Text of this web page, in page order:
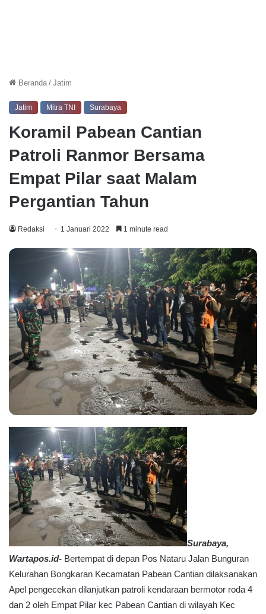
Beranda / Jatim
Jatim Mitra TNI Surabaya
Koramil Pabean Cantian
Patroli Ranmor Bersama
Empat Pilar saat Malam
Pergantian Tahun
Redaksi 1 Januari 2022 1 minute read
Surabaya,
Wartapos.id- Bertempat di depan Pos Nataru Jalan Bunguran
Kelurahan Bongkaran Kecamatan Pabean Cantian dilaksanakan
Apel pengecekan dilanjutkan patroli kendaraan bermotor roda 4
dan 2 oleh Empat Pilar kec Pabean Cantian di wilayah Kec